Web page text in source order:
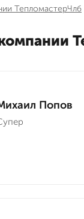
ТепломастерЧлб
Попов